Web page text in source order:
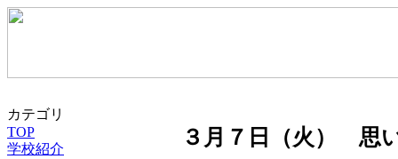
カテゴリ
TOP
学校紹介
３月７日（火） 思